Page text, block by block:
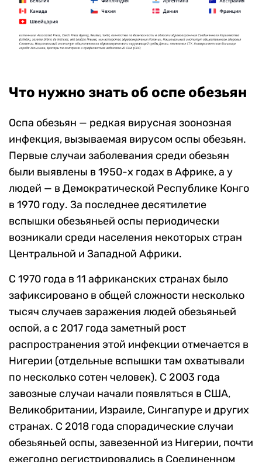
Что нужно знать об оспе обезьян
Оспа обезьян — редкая вирусная зоонозная
инфекция, вызываемая вирусом оспы обезьян.
Первые случаи заболевания среди обезьян
были выявлены в 1950-х годах в Африке, а у
людей — в Демократической Республике Конго
в 1970 году. За последнее десятилетие
вспышки обезьяньей оспы периодически
возникали среди населения некоторых стран
Центральной и Западной Африки.
С 1970 года в 11 африканских странах было
зафиксировано в общей сложности несколько
тысяч случаев заражения людей обезьяньей
оспой, а с 2017 года заметный рост
распространения этой инфекции отмечается в
Нигерии (отдельные вспышки там охватывали
по несколько сотен человек). С 2003 года
завозные случаи начали появляться в США,
Великобритании, Израиле, Сингапуре и других
странах. С 2018 года спорадические случаи
обезьяньей оспы, завезенной из Нигерии, почти
ежегодно регистрировались в Соединенном